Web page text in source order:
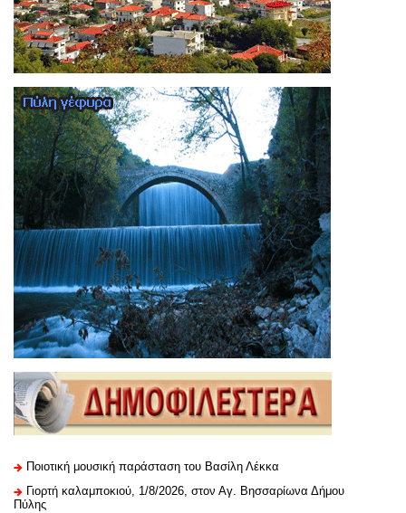
Ποιοτική μουσική παράσταση του Βασίλη Λέκκα
Γιορτή καλαμποκιού, 1/8/2026, στον Αγ. Βησσαρίωνα Δήμου
Πύλης